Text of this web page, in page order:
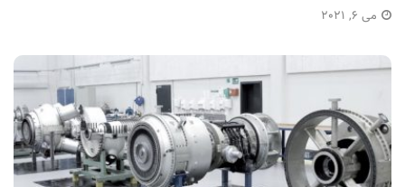
می 6, 2021